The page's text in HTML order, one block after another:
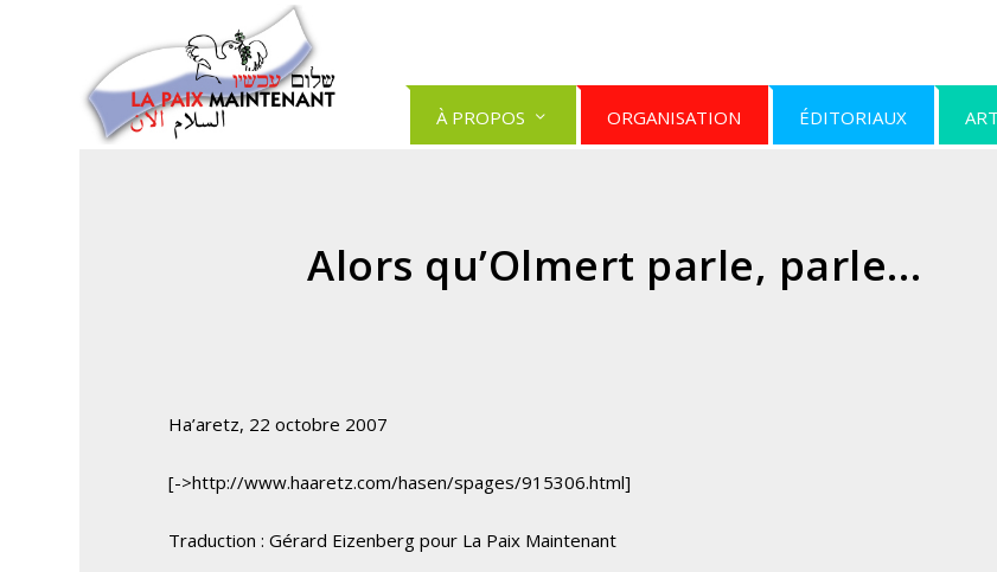
À PROPOS ORGANISATION ÉDITORIAUX
Alors qu’Olmert parle, parle…
Ha’aretz, 22 octobre 2007
[->http://www.haaretz.com/hasen/spages/915306.html]
Traduction : Gérard Eizenberg pour La Paix Maintenant